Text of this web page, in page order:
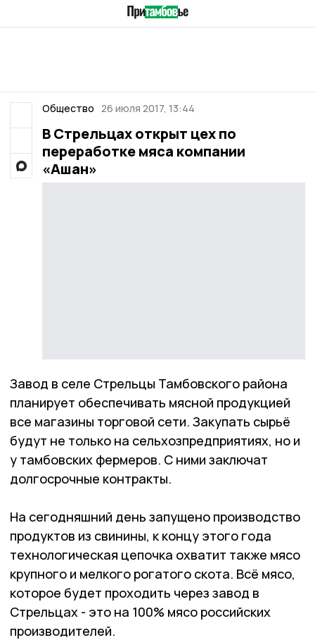
Общество 26 июля 2017, 13:44
В Стрельцах открыт цех по
переработке мяса компании
«Ашан»
Завод в селе Стрельцы Тамбовского района
планирует обеспечивать мясной продукцией
все магазины торговой сети. Закупать сырьё
будут не только на сельхозпредприятиях, но и
у тамбовских фермеров. С ними заключат
долгосрочные контракты.
На сегодняшний день запущено производство
продуктов из свинины, к концу этого года
технологическая цепочка охватит также мясо
крупного и мелкого рогатого скота. Всё мясо,
которое будет проходить через завод в
Стрельцах - это на 100% мясо российских
производителей.